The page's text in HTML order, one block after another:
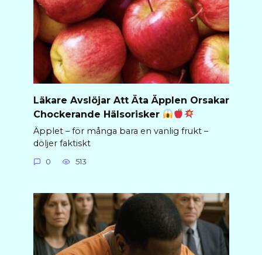
Läkare Avslöjar Att Äta Äpplen Orsakar
Chockerande Hälsorisker
Äpplet – för många bara en vanlig frukt –
döljer faktiskt
0 513